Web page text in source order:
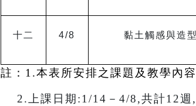
十二 4/8 黏土觸感與造
註：1.本表所安排之課題及教學內
2.上課日期:1/14－4/8,共計12週